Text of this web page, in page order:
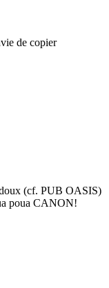
de copier
(cf. PUB OASIS)
poua CANON!